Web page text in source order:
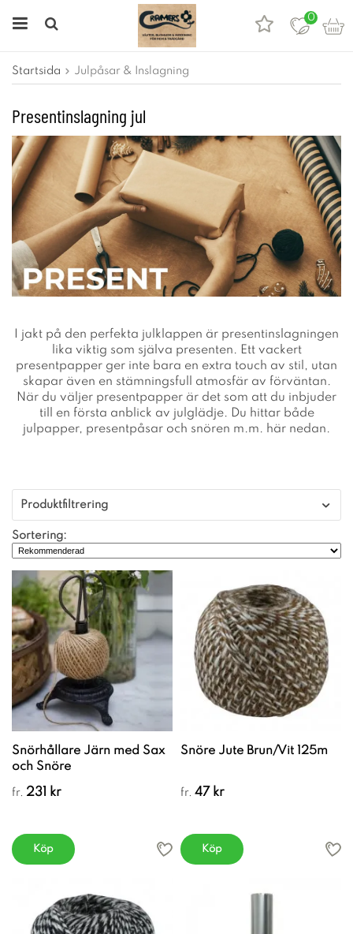
0
Startsida Julpåsar & Inslagning
Presentinslagning jul
I jakt på den perfekta julklappen är presentinslagningen
lika viktig som själva presenten. Ett vackert
presentpapper ger inte bara en extra touch av stil, utan
skapar även en stämningsfull atmosfär av förväntan.
När du väljer presentpapper är det som att du inbjuder
till en första anblick av julglädje. Du hittar både
julpapper, presentpåsar och snören m.m. här nedan.
Produktfiltrering
Sortering:
Snörhållare Järn med Sax
och Snöre
fr. 231 kr
Köp
Snöre Jute Brun/Vit 125m
fr. 47 kr
Köp